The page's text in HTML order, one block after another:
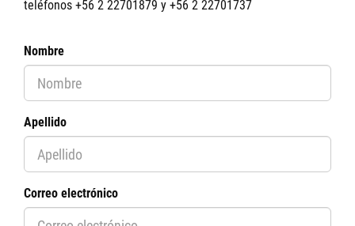
teléfonos +56 2 22701879 y +56 2 22701737
Nombre
Apellido
Correo electrónico